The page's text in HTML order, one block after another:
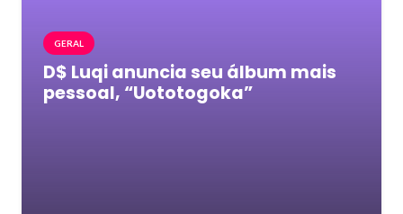
GERAL
D$ Luqi anuncia seu álbum mais
pessoal, “Uototogoka”